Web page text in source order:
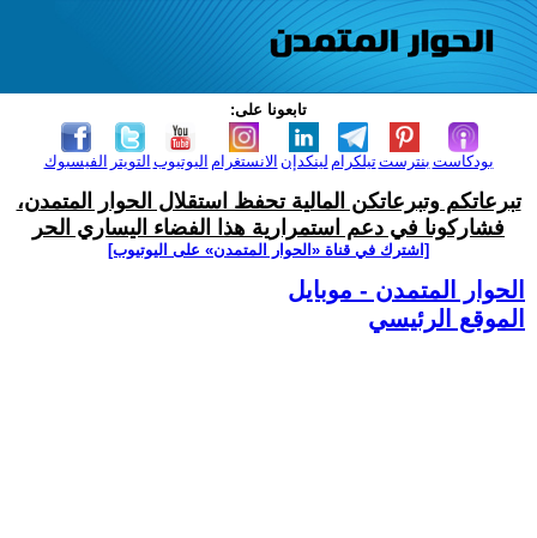
تابعونا على:
الفيسبوك التويتر اليوتيوب الانستغرام لينكدإن تيلكرامبنترست بودكاست
تبرعاتكم وتبرعاتكن المالية تحفظ استقلال الحوار المتمدن،
فشاركونا في دعم استمرارية هذا الفضاء اليساري الحر
[اشترك في قناة ‫«الحوار المتمدن» على اليوتيوب]
الحوار المتمدن - موبايل
الموقع الرئيسي